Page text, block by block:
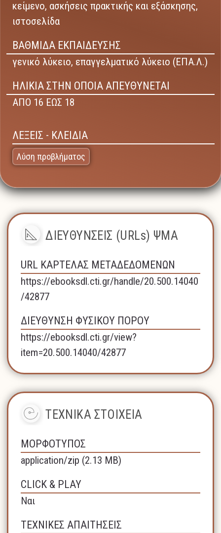
κείμενο, ασκήσεις πρακτικής και εξάσκησης,
ιστοσελίδα
ΒΑΘΜΙΔΑ ΕΚΠΑΙΔΕΥΣΗΣ
γενικό λύκειο, επαγγελματικό λύκειο (ΕΠΑ.Λ.)
ΗΛΙΚΙΑ ΣΤΗΝ ΟΠΟΙΑ ΑΠΕΥΘΥΝΕΤΑΙ
ΑΠΟ 16 ΕΩΣ 18
ΛΕΞΕΙΣ - ΚΛΕΙΔΙΑ
Λύση προβλήματος
ΔΙΕΥΘΥΝΣΕΙΣ (URLs) ΨΜΑ
URL ΚΑΡΤΕΛΑΣ ΜΕΤΑΔΕΔΟΜΕΝΩΝ
https://ebooksdl.cti.gr/handle/20.500.14040
/42877
ΔΙΕΥΘΥΝΣΗ ΦΥΣΙΚΟΥ ΠΟΡΟΥ
https://ebooksdl.cti.gr/view?
item=20.500.14040/42877
ΤΕΧΝΙΚΑ ΣΤΟΙΧΕΙΑ
ΜΟΡΦΟΤΥΠΟΣ
application/zip (2.13 MB)
CLICK & PLAY
Ναι
ΤΕΧΝΙΚΕΣ ΑΠΑΙΤΗΣΕΙΣ